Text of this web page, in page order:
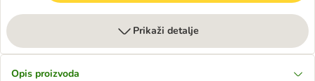
Prikaži detalje
Opis proizvoda